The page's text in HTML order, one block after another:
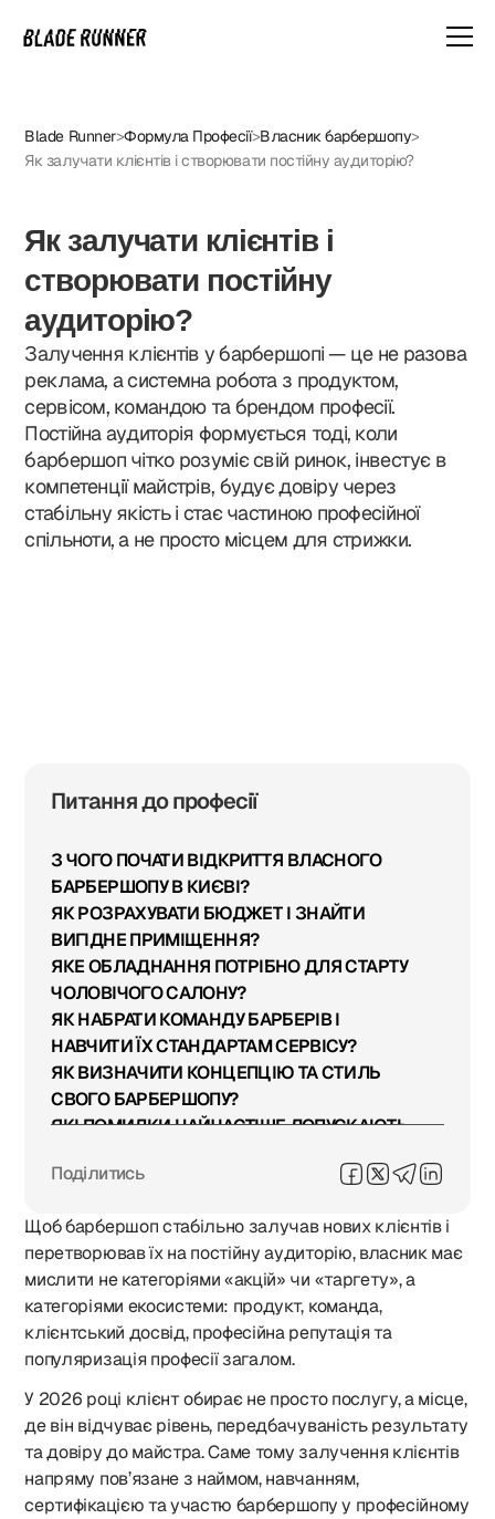
— ЦЕ НЕ ПРОСТО КУРСИ.
2000+ студентів, 200+ груп, диплом, який визнається у 100+ країнах.
А після навчання — гарантоване працевлаштування.
не знайшов, що шукав, або вагаєшся — дозволь
Blade Runner>Формула Професії>Власник барбершопу>
Як залучати клієнтів і створювати постійну аудиторію?
Як залучати клієнтів і
створювати постійну
аудиторію?
Залучення клієнтів у барбершопі — це не разова
реклама, а системна робота з продуктом,
сервісом, командою та брендом професії.
Постійна аудиторія формується тоді, коли
барбершоп чітко розуміє свій ринок, інвестує в
компетенції майстрів, будує довіру через
стабільну якість і стає частиною професійної
спільноти, а не просто місцем для стрижки.
Питання до професії
З ЧОГО ПОЧАТИ ВІДКРИТТЯ ВЛАСНОГО
БАРБЕРШОПУ В КИЄВІ?
ЯК РОЗРАХУВАТИ БЮДЖЕТ І ЗНАЙТИ
ВИГІДНЕ ПРИМІЩЕННЯ?
ЯКЕ ОБЛАДНАННЯ ПОТРІБНО ДЛЯ СТАРТУ
ЧОЛОВІЧОГО САЛОНУ?
ЯК НАБРАТИ КОМАНДУ БАРБЕРІВ І
НАВЧИТИ ЇХ СТАНДАРТАМ СЕРВІСУ?
ЯК ВИЗНАЧИТИ КОНЦЕПЦІЮ ТА СТИЛЬ
СВОГО БАРБЕРШОПУ?
ЯКІ ПОМИЛКИ НАЙЧАСТІШЕ ДОПУСКАЮТЬ
ЯК ЗАЛУЧАТИ КЛІЄНТІВ І СТВОРЮВАТИ
ЯК ПРАЦЮЄ РЕКЛАМА ТА ОСОБИСТИЙ
БРЕНД ВЛАСНИКА У BEAUTY-СФЕРІ?
ЯК КОНТРОЛЮВАТИ ФІНАНСИ, ЗАРПЛАТИ Й
ПРИБУТКОВІСТЬ САЛОНУ?
ЯК МАСШТАБУВАТИ БАРБЕРШОП — ВІД
ОДНІЄЇ ТОЧКИ ДО МЕРЕЖІ В УКРАЇНІ?
Поділитись
Щоб барбершоп стабільно залучав нових клієнтів і
перетворював їх на постійну аудиторію, власник має
мислити не категоріями «акцій» чи «таргету», а
категоріями екосистеми: продукт, команда,
клієнтський досвід, професійна репутація та
популяризація професії загалом.
У 2026 році клієнт обирає не просто послугу, а місце,
де він відчуває рівень, передбачуваність результату
та довіру до майстра. Саме тому залучення клієнтів
напряму пов’язане з наймом, навчанням,
сертифікацією та участю барбершопу у професійному